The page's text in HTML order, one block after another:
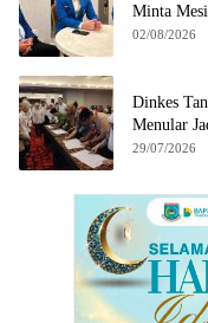
Minta
02/08/2026
Dinkes
Menular
29/07/2026